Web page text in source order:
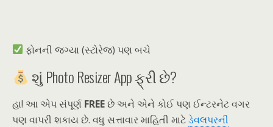
ફોનની જગ્યા (સ્ટોરેજ) પણ બચે
શું Photo Resizer App ફ્રી છે?
હા! આ એપ સંપૂર્ણFREEછે અને એને કોઈ પણ ઈન્ટરનેટ વગર
પણ વાપરી શકાય છે. વધુ સત્તાવાર માહિતી માટેડેવલપરની